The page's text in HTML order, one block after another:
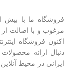
مرغوب و با اصالت
اکنون فروشگاه
دنبال ارائه
ايرانی در محيط